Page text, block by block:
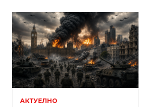
АКТУЕЛНО